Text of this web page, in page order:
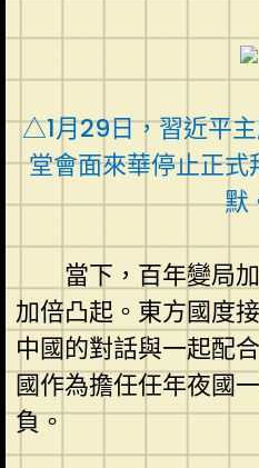
△1月29日，習近平
堂會面來華停止正
默
當下，百年變局
加倍凸起。東方國度
中國的對話與一起配
國作為擔任任年夜國
負。